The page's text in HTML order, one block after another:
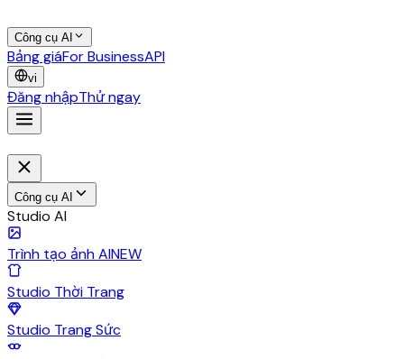
Công cụ AI
Bảng giáFor BusinessAPI
vi
Đăng nhậpThử ngay
Công cụ AI
Studio AI
Trình tạo ảnh AINEW
Studio Thời Trang
Studio Trang Sức